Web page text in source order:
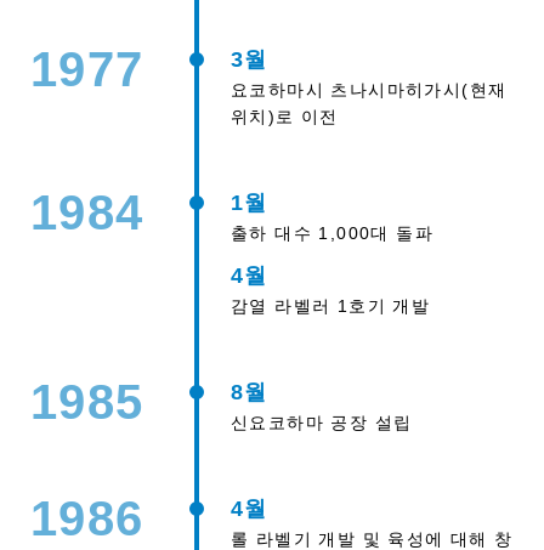
1977 3월
요코하마시 츠나시마히가시(현재
위치)로 이전
1984 1월
출하 대수 1,000대 돌파
4월
감열 라벨러 1호기 개발
1985 8월
신요코하마 공장 설립
1986 4월
롤 라벨기 개발 및 육성에 대해 창